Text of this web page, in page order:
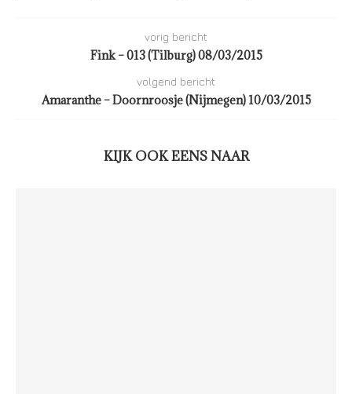
vorig bericht
Fink – 013 (Tilburg) 08/03/2015
volgend bericht
Amaranthe – Doornroosje (Nijmegen) 10/03/2015
KIJK OOK EENS NAAR